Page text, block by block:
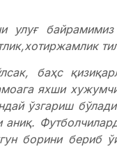
улуғ
баҳс
яхши
ўзгариш
борини бериб